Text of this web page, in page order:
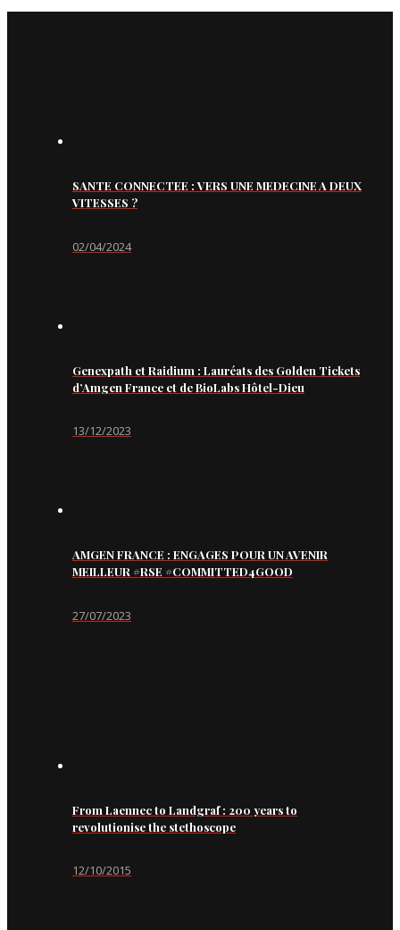
SANTE CONNECTEE : VERS UNE MEDECINE A DEUX
VITESSES ?
02/04/2024
Genexpath et Raidium : Lauréats des Golden Tickets
d’Amgen France et de BioLabs Hôtel-Dieu
13/12/2023
AMGEN FRANCE : ENGAGES POUR UN AVENIR
MEILLEUR #RSE #COMMITTED4GOOD
27/07/2023
From Laennec to Landgraf : 200 years to
revolutionise the stethoscope
12/10/2015